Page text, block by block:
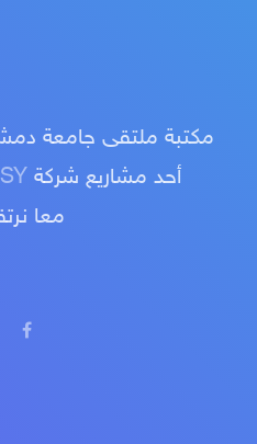
مكتبة ملتقى جامعة دمشق
أحد مشاريع شركة
معا